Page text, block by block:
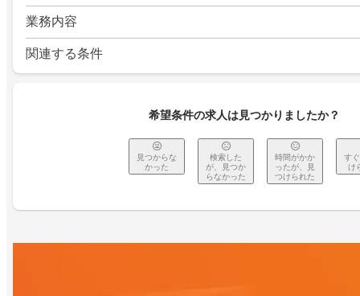
業務内容
関連する条件
希望条件の求人は見つかりましたか？
見つからな
かった
検索した
が、見つか
らなかった
時間がかか
ったが、見
つけられた
す
け